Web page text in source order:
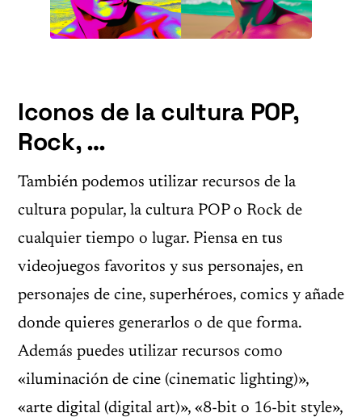
Iconos de la cultura POP,
Rock, …
También podemos utilizar recursos de la
cultura popular, la cultura POP o Rock de
cualquier tiempo o lugar. Piensa en tus
videojuegos favoritos y sus personajes, en
personajes de cine, superhéroes, comics y añade
donde quieres generarlos o de que forma.
Además puedes utilizar recursos como
«iluminación de cine (cinematic lighting)»,
«arte digital (digital art)», «8-bit o 16-bit style»,